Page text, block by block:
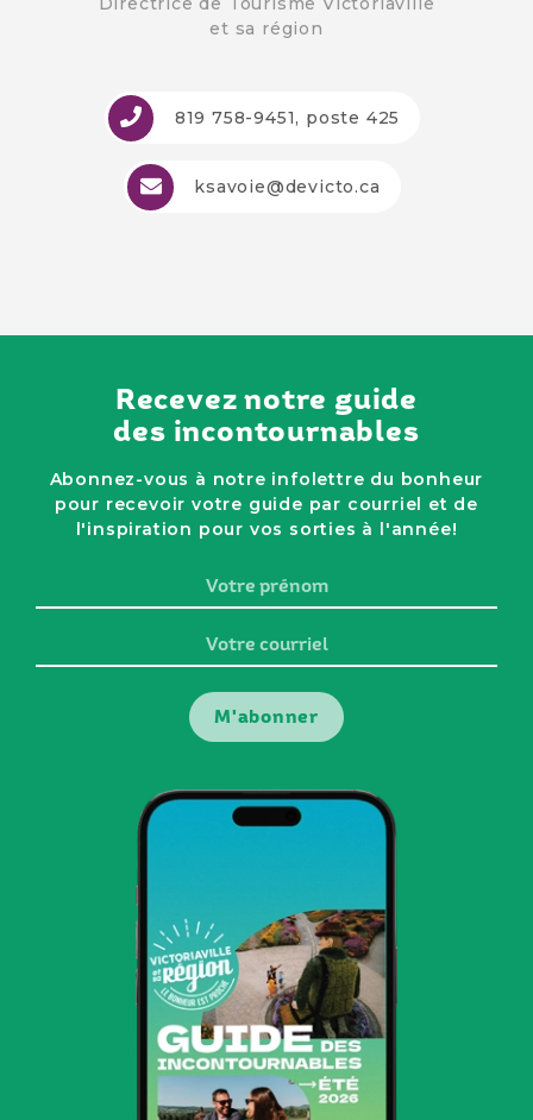
et sa région
819 758-9451, poste 425
ksavoie@devicto.ca
Recevez notre guide
des incontournables
Abonnez-vous à notre infolettre du bonheur
pour recevoir votre guide par courriel et de
l'inspiration pour vos sorties à l'année!
prénom
courriel